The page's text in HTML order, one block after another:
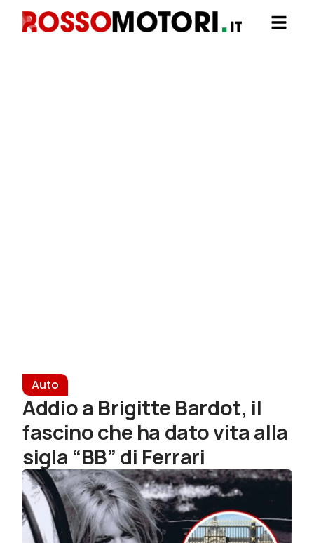
Auto
Addio a Brigitte Bardot, il
fascino che ha dato vita alla
sigla “BB” di Ferrari